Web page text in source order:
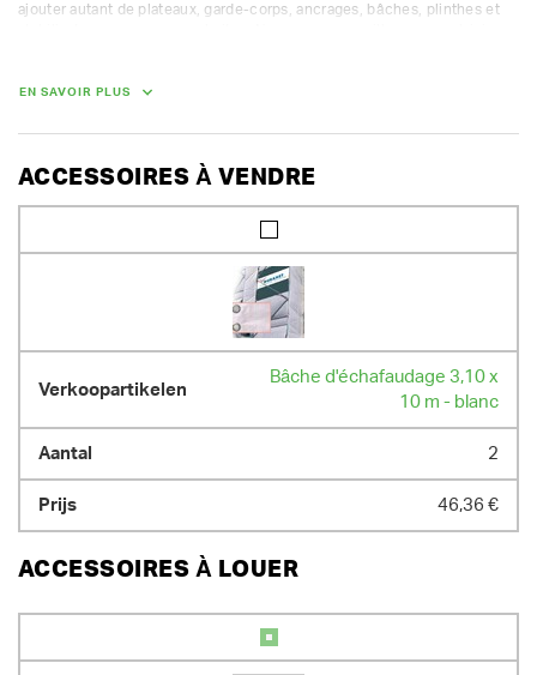
ajouter autant de plateaux, garde-corps, ancrages, bâches, plinthes et
proposée. Nous facturons une caution supplémentaire pour les autres
Convient uniquement pour une installation fixe.
EN SAVOIR PLUS
ACCESSOIRES À VENDRE
Bâche d'échafaudage 3,10 x
10 m - blanc
2
46,36 €
ACCESSOIRES À LOUER